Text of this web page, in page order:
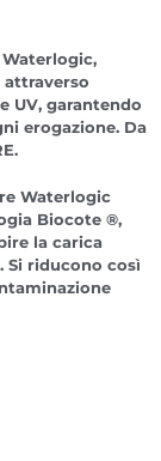
attraverso
UV, garantendo
erogazione. Da
Waterlogic
Biocote ®,
la carica
Si riducono così